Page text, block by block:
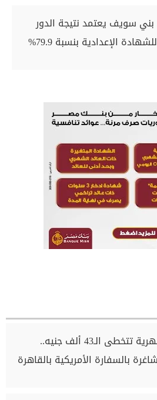
سويف يعتمد نتيجة الدور
الإعدادية بنسبة 79.9%
رواتب شهرية تتخطى الـ43 ألف جنيه..
بالسفارة الأمريكية بالقاهرة